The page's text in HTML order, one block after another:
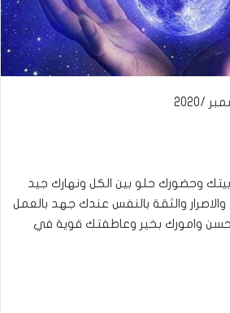
وحضورك حلو بين الكل ونهارك جيد
والثقة بالنفس عندك جهد بالعمل
وامورك بخير وعاطفتك قوية في